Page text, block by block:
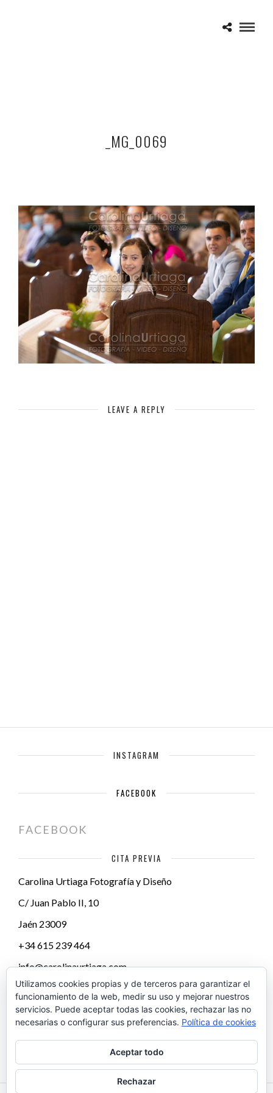
_MG_0069
LEAVE A REPLY
INSTAGRAM
FACEBOOK
FACEBOOK
CITA PREVIA
Carolina Urtiaga Fotografía y Diseño
C/ Juan Pablo II, 10
Jaén 23009
+34 615 239 464
info@carolinaurtiaga.com
Utilizamos cookies propias y de terceros para garantizar el
funcionamiento de la web, medir su uso y mejorar nuestros
servicios. Puede aceptar todas las cookies, rechazar las no
necesarias o configurar sus preferencias. Política de cookies
Aceptar todo
Rechazar